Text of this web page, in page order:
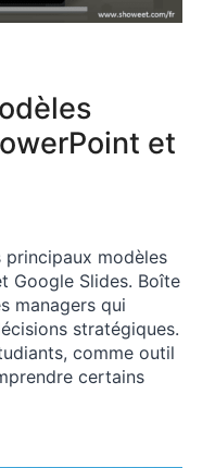
et
modèles
Google Slides. Boîte
managers qui
stratégiques.
comme outil
certains